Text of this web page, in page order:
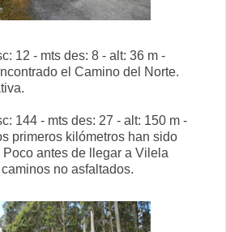
12 - mts des: 8 - alt: 36 m -
el Camino del Norte.
144 - mts des: 27 - alt: 150 m -
primeros kilómetros han sido
antes de llegar a Vilela
no asfaltados.